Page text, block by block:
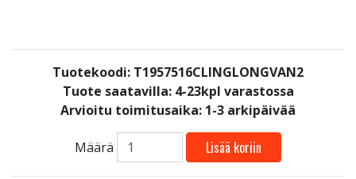
Tuotekoodi: T1957516CLINGLONGVAN2
Tuote saatavilla: 4-23kpl varastossa
Arvioitu toimitusaika: 1-3 arkipäivää
Määrä Lisää koriin